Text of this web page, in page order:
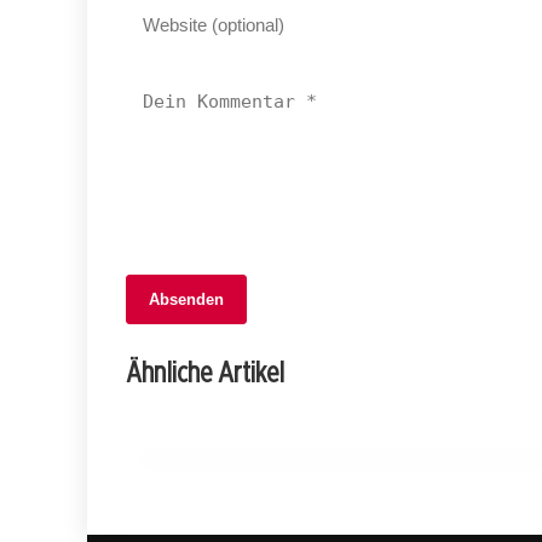
Absenden
Ähnliche Artikel
Sichere Fasnacht 2026: Regierung
stärkt Brandschutz und unterstützt